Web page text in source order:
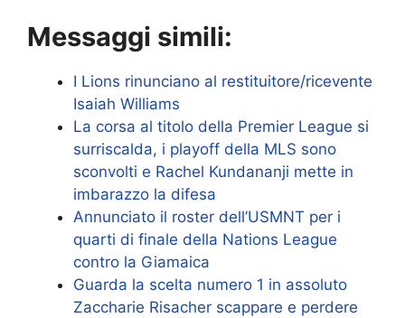
Messaggi simili:
I Lions rinunciano al restituitore/ricevente
Isaiah Williams
La corsa al titolo della Premier League si
surriscalda, i playoff della MLS sono
sconvolti e Rachel Kundananji mette in
imbarazzo la difesa
Annunciato il roster dell’USMNT per i
quarti di finale della Nations League
contro la Giamaica
Guarda la scelta numero 1 in assoluto
Zaccharie Risacher scappare e perdere